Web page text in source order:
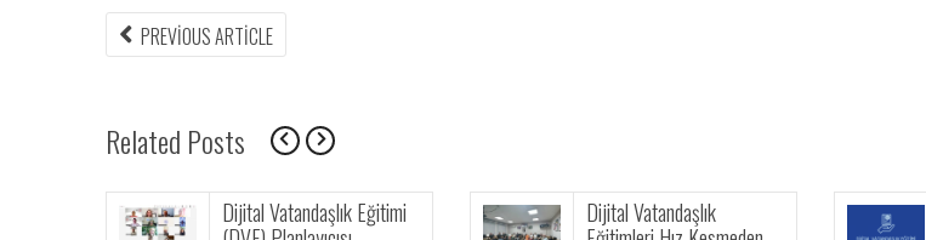
PREVIOUS ARTICLE
Related Posts
Dijital Vatandaşlık Eğitimi
Dijital Vatandaşlık
Dijital Vatandaşlık Eğitimi